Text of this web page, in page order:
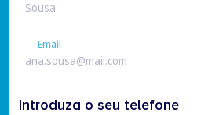
Email
Introduza o seu telefone